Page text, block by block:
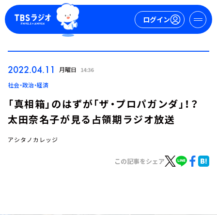
ログイン
2022.04.11 月曜日 14:36
社会・政治・経済
「真相箱」のはずが「ザ・プロパガンダ」！？
太田奈名子が見る占領期ラジオ放送
アシタノカレッジ
この記事をシェア